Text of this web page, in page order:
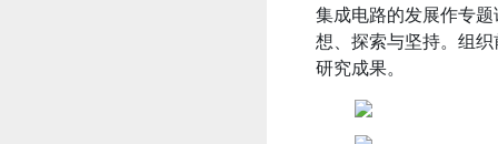
集成电路的发展作专
想、探索与坚持。组
研究成果。